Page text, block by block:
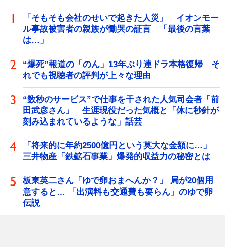
「そもそも会社のせいで起きた人災」 イオンモー
ル事故被害者の親族が慟哭の証言 「最後の言葉
は…」
“爆死”報道の「のん」13年ぶり連ドラ本格復帰 そ
れでも視聴者の評判が上々な理由
“数秒のサービス”で仕事を干された人気司会者「前
田武彦さん」 生涯現役だった気概と「体に秒針が
刻み込まれているような」話芸
「将来的に年約2500億円という莫大な金額に…」
三井物産「鉄鉱石事業」爆発的収益力の秘密とは
板東英二さん「ゆで卵おまへんか？」 局が20個用
意すると… 「出演料も交通費も要らん」のゆで卵
伝説